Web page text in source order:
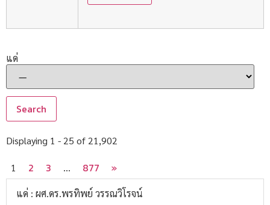
แด่
Displaying 1 - 25 of 21,902
1 2 3 … 877 »
แด่ : ผศ.ดร.พรทิพย์ วรรณวิโรจน์